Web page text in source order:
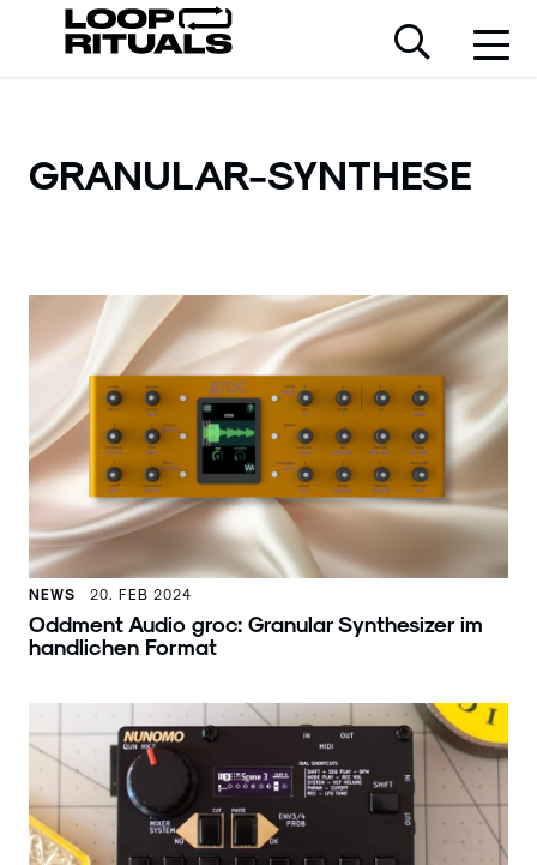
GRANULAR-SYNTHESE
NEWS 20. FEB 2024
Oddment Audio groc: Granular Synthesizer im
handlichen Format